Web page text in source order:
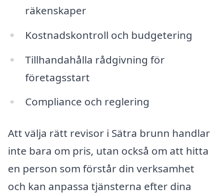
räkenskaper
Kostnadskontroll och budgetering
Tillhandahålla rådgivning för
företagsstart
Compliance och reglering
Att välja rätt revisor i Sätra brunn handlar
inte bara om pris, utan också om att hitta
en person som förstår din verksamhet
och kan anpassa tjänsterna efter dina